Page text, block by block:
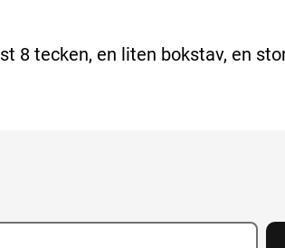
8 tecken, en liten bokstav, en